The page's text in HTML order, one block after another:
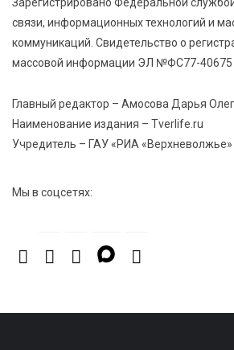
Новые профессии открывают
карьерному росту
Спрос растёт: жители других регионов
оформляют недвижимость в
связи, информационных технологий и
коммуникаций. Свидетельство о
массовой информации ЭЛ №ФС77-40675
Главный редактор – Амосова Дарья
Наименование издания – Tverlife.ru
Учредитель – ГАУ «РИА «Верхневолжье»
Мы в соцсетях: